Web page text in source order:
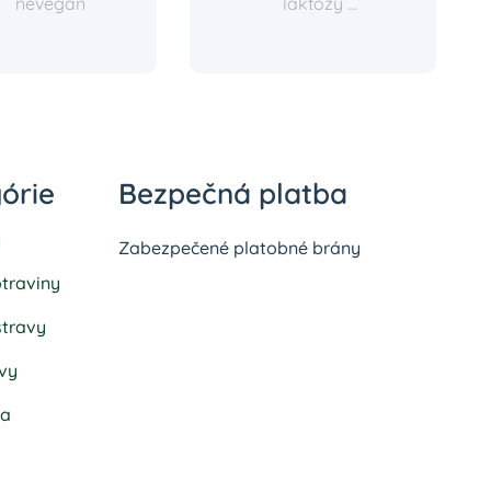
Bezpečná platba
Zabezpečené platobné brány